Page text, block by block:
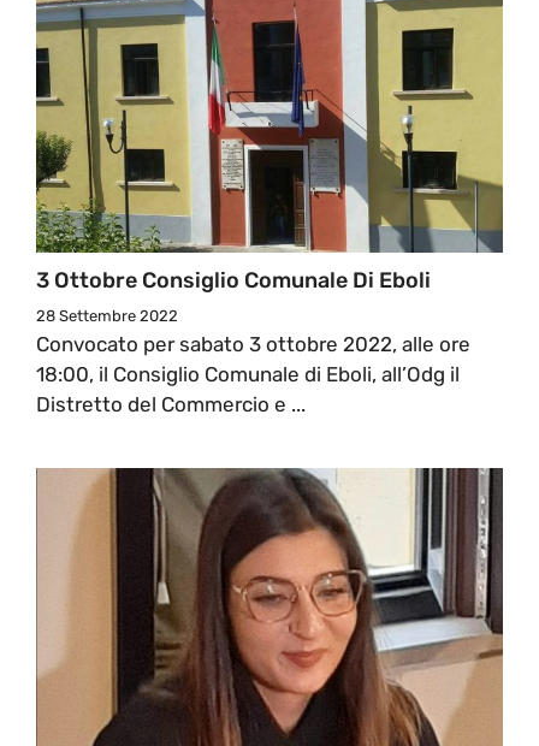
3 Ottobre Consiglio Comunale Di Eboli
28 Settembre 2022
Convocato per sabato 3 ottobre 2022, alle ore
18:00, il Consiglio Comunale di Eboli, all’Odg il
Distretto del Commercio e ...